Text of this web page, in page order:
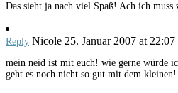
Das sieht ja nach viel Spaß! Ach ich muss
Reply Nicole 25. Januar 2007 at 22:07
mein neid ist mit euch! wie gerne würde
geht es noch nicht so gut mit dem kleinen!